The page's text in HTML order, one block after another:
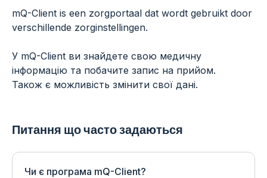
mQ-Client is een zorgportaal dat wordt gebruikt door
verschillende zorginstellingen.
У mQ-Client ви знайдете свою медичну
інформацію та побачите запис на прийом.
Також є можливість змінити свої дані.
Питання що часто задаються
Чи є програма mQ-Client?